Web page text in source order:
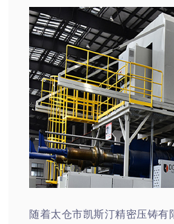
随着太仓市凯斯汀精密压铸有